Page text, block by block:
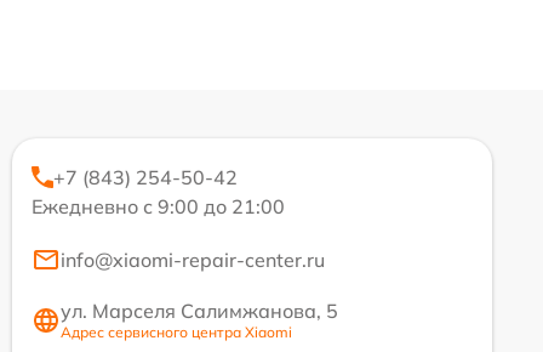
+7 (843) 254-50-42
Ежедневно с 9:00 до 21:00
info@xiaomi-repair-center.ru
ул. Марселя Салимжанова, 5
Адрес сервисного центра Xiaomi